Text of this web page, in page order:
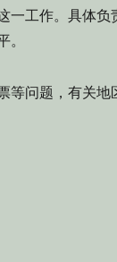
工作。具体负
等问题，有关